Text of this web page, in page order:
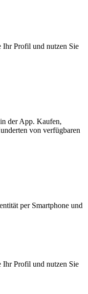
Ihr Profil und nutzen Sie
der App. Kaufen,
von verfügbaren
per Smartphone und
Ihr Profil und nutzen Sie